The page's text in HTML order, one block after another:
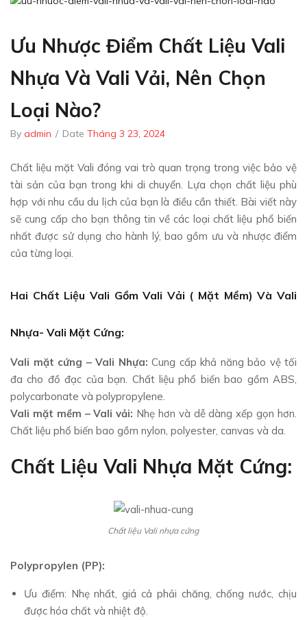
Ưu Nhược Điểm Chất Liệu Vali
Nhựa Và Vali Vải, Nên Chọn
Loại Nào?
By admin / Date Tháng 3 23, 2024
Chất liệu mặt Vali đóng vai trò quan trọng trong việc bảo vệ
tài sản của bạn trong khi di chuyển. Lựa chọn chất liệu phù
hợp với nhu cầu du lịch của bạn là điều cần thiết. Bài viết này
sẽ cung cấp cho bạn thông tin về các loại chất liệu phổ biến
nhất được sử dụng cho hành lý, bao gồm ưu và nhược điểm
của từng loại.
Hai Chất Liệu Vali Gồm Vali Vải ( Mặt Mềm) Và Vali
Nhựa- Vali Mặt Cứng:
Vali mặt cứng – Vali Nhựa: Cung cấp khả năng bảo vệ tối
đa cho đồ đạc của bạn. Chất liệu phổ biến bao gồm ABS,
polycarbonate và polypropylene.
Vali mặt mềm – Vali vải: Nhẹ hơn và dễ dàng xếp gọn hơn.
Chất liệu phổ biến bao gồm nylon, polyester, canvas và da.
Chất Liệu Vali Nhựa Mặt Cứng:
Chất liệu Vali nhựa cứng
Polypropylen (PP):
Ưu điểm: Nhẹ nhất, giá cả phải chăng, chống nước, chịu
được hóa chất và nhiệt độ.